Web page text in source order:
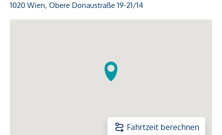
1020 Wien, Obere Donaustraße 19-21/14
Fahrtzeit berechnen